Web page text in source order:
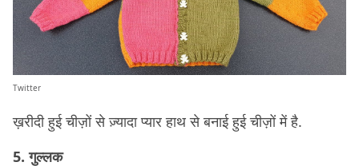
Twitter
ख़रीदी हुई चीज़ों से ज़्यादा प्यार हाथ से बनाई हुई चीज़ों में है.
5. गुल्लक